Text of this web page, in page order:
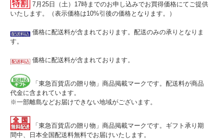
7月25日（土）17時までのお申し込みでお買得価格にてご提供
いたします。（表示価格は10%引後の価格となります。）
価格に配送料が含まれております。配送のみの承りとなりま
す。
価格に配送料が含まれております。
「東急百貨店の贈り物」商品掲載マークです。配送料が商品
代金に含まれています。
※一部離島などお届けできない地域がございます。
「東急百貨店の贈り物」商品掲載マークです。ギフト承り期
間中、日本全国配送料無料でお届けいたします。